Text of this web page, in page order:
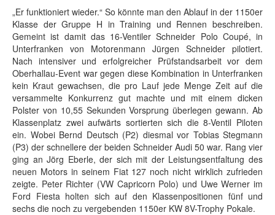
„Er funktioniert wieder.“ So könnte man den Ablauf in der 1150er
Klasse der Gruppe H in Training und Rennen beschreiben.
Gemeint ist damit das 16-Ventiler Schneider Polo Coupé, in
Unterfranken von Motorenmann Jürgen Schneider pilotiert.
Nach intensiver und erfolgreicher Prüfstandsarbeit vor dem
Oberhallau-Event war gegen diese Kombination in Unterfranken
kein Kraut gewachsen, die pro Lauf jede Menge Zeit auf die
versammelte Konkurrenz gut machte und mit einem dicken
Polster von 10,55 Sekunden Vorsprung überlegen gewann. Ab
Klassenplatz zwei aufwärts sortierten sich die 8-Ventil Piloten
ein. Wobei Bernd Deutsch (P2) diesmal vor Tobias Stegmann
(P3) der schnellere der beiden Schneider Audi 50 war. Rang vier
ging an Jörg Eberle, der sich mit der Leistungsentfaltung des
neuen Motors in seinem Fiat 127 noch nicht wirklich zufrieden
zeigte. Peter Richter (VW Capricorn Polo) und Uwe Werner im
Ford Fiesta holten sich auf den Klassenpositionen fünf und
sechs die noch zu vergebenden 1150er KW 8V-Trophy Pokale.